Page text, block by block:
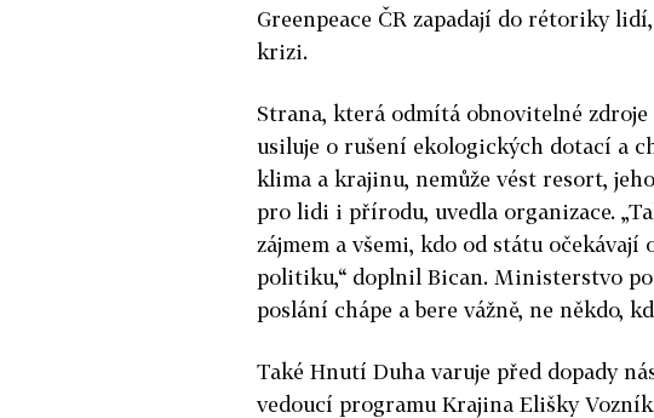
Greenpeace ČR zapadají do rétoriky
krizi.
Strana, která odmítá obnovitelné zdroje
usiluje o rušení ekologických dotací a
klima a krajinu, nemůže vést resort,
pro lidi i přírodu, uvedla organizace.
zájmem a všemi, kdo od státu
politiku,“ doplnil Bican. Ministerstvo
poslání chápe a bere vážně, ne někdo,
Také Hnutí Duha varuje před dopady
vedoucí programu Krajina Elišky